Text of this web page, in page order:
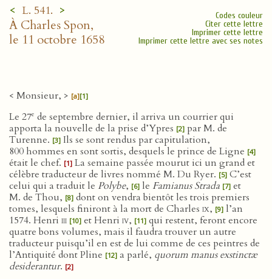
< L. 541. >
À Charles Spon,
le 11 octobre 1658
Codes couleur
Citer cette lettre
Imprimer cette lettre
Imprimer cette lettre avec ses notes
< Monsieur, > [a][1]
Le 27e de septembre dernier, il arriva un courrier qui
apporta la nouvelle de la prise d’Ypres [2] par M. de
Turenne. [3] Ils se sont rendus par capitulation,
800 hommes en sont sortis, desquels le prince de Ligne [4]
était le chef. [1] La semaine passée mourut ici un grand et
célèbre traducteur de livres nommé M. Du Ryer. [5] C’est
celui qui a traduit le Polybe, [6] le Famianus Strada [7] et
M. de Thou, [8] dont on vendra bientôt les trois premiers
tomes, lesquels finiront à la mort de Charles ix, [9] l’an
1574. Henri iii [10] et Henri iv, [11] qui restent, feront encore
quatre bons volumes, mais il faudra trouver un autre
traducteur puisqu’il en est de lui comme de ces peintres de
l’Antiquité dont Pline [12] a parlé, quorum manus exstinctæ
desiderantur. [2]